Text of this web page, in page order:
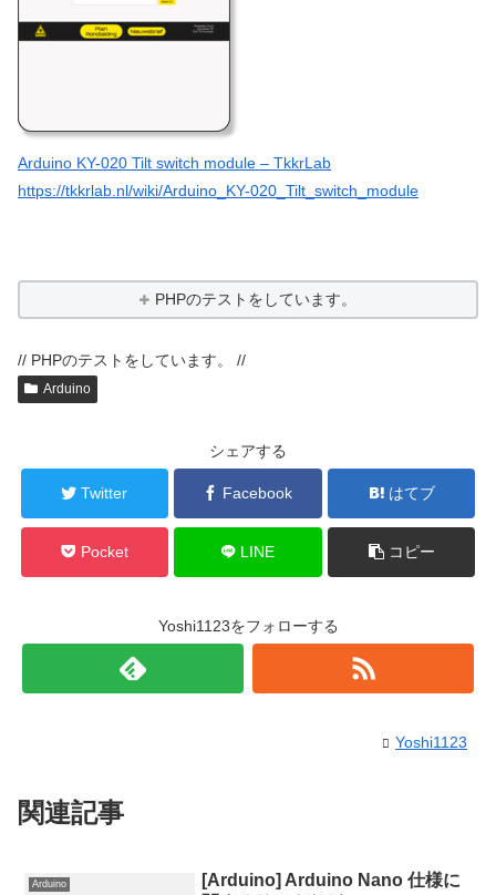
Arduino KY-020 Tilt switch module – TkkrLab
https://tkkrlab.nl/wiki/Arduino_KY-020_Tilt_switch_module
PHPのテストをしています。
// PHPのテストをしています。 //
Arduino
シェアする
Twitter Facebook はてブ
Pocket LINE コピー
Yoshi1123をフォローする
Yoshi1123
関連記事
Arduino
[Arduino] Arduino Nano 仕様に